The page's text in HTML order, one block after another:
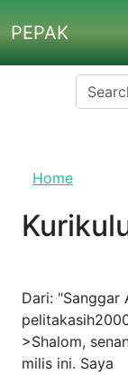
PEPAK
Home
Dari: "Sanggar
>Shalom,
milis ini. Saya